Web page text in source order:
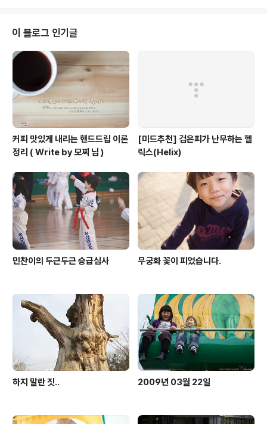
이 블로그 인기글
커피 맛있게 내리는 핸드드립 이론
정리 ( Write by 모찌 님 )
[미드추천] 검은피가 난무하는 헬
릭스(Helix)
민찬이의 두근두근 승급심사 무궁화 꽃이 피었습니다.
하지 말란 짓.. 2009년 03월 22일